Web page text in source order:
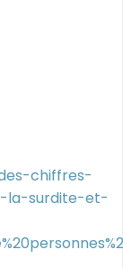
chiffres-
la-surdite-et-